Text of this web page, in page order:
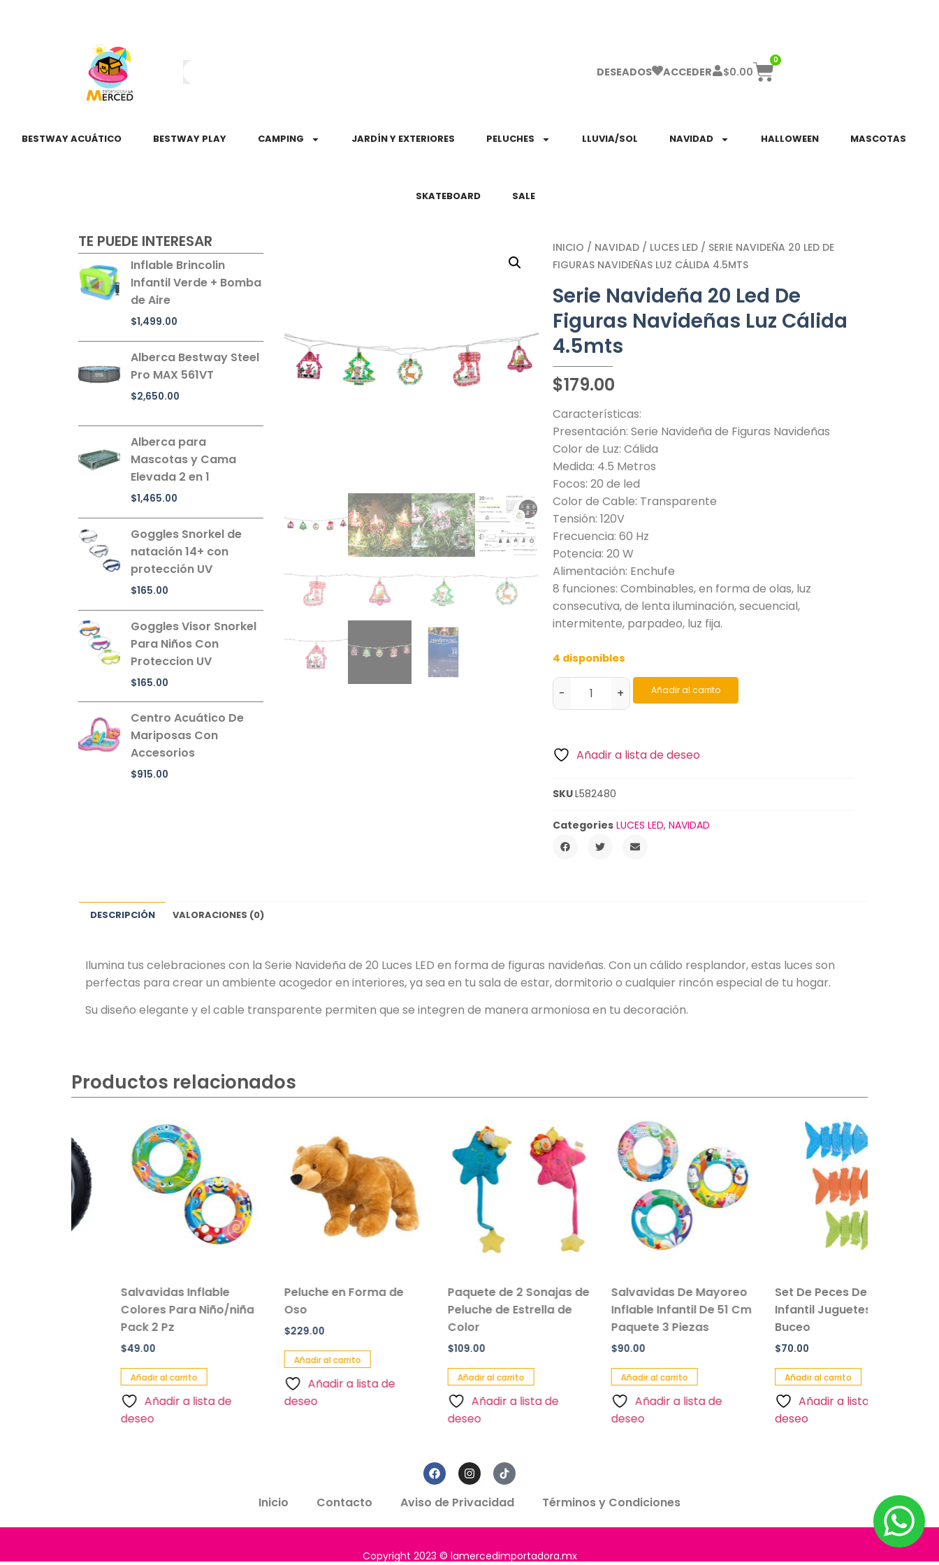
DESEADOS ACCEDER $0.00
0
BESTWAY ACUÁTICO BESTWAY PLAY CAMPING JARDÍN Y EXTERIORES PELUCHES LLUVIA/SOL NAVIDAD HALLOWEEN MASCOTAS
SKATEBOARD SALE
TE PUEDE INTERESAR
Inflable Brincolin
Infantil Verde + Bomba
de Aire
$1,499.00
Alberca Bestway Steel
Pro MAX 561VT
$2,650.00
Alberca para
Mascotas y Cama
Elevada 2 en 1
$1,465.00
Goggles Snorkel de
natación 14+ con
protección UV
$165.00
Goggles Visor Snorkel
Para Niños Con
Proteccion UV
$165.00
Centro Acuático De
Mariposas Con
Accesorios
$915.00
INICIO / NAVIDAD / LUCES LED / SERIE NAVIDEÑA 20 LED DE
FIGURAS NAVIDEÑAS LUZ CÁLIDA 4.5MTS
Serie Navideña 20 Led De
Figuras Navideñas Luz Cálida
4.5mts
$179.00
Características:
Presentación: Serie Navideña de Figuras Navideñas
Color de Luz: Cálida
Medida: 4.5 Metros
Focos: 20 de led
Color de Cable: Transparente
Tensión: 120V
Frecuencia: 60 Hz
Potencia: 20 W
Alimentación: Enchufe
8 funciones: Combinables, en forma de olas, luz
consecutiva, de lenta iluminación, secuencial,
intermitente, parpadeo, luz fija.
4 disponibles
- + Añadir al carrito
Añadir a lista de deseo
SKUL582480
Categories LUCES LED,NAVIDAD
DESCRIPCIÓN VALORACIONES (0)
Ilumina tus celebraciones con la Serie Navideña de 20 Luces LED en forma de figuras navideñas. Con un cálido resplandor, estas luces son
perfectas para crear un ambiente acogedor en interiores, ya sea en tu sala de estar, dormitorio o cualquier rincón especial de tu hogar.
Su diseño elegante y el cable transparente permiten que se integren de manera armoniosa en tu decoración.
Productos relacionados
Salvavidas Inflable
Colores Para Niño/niña
Pack 2 Pz
Añadir al carrito
Añadir a lista de
Peluche en Forma de
Oso
Añadir al carrito
Añadir a lista de
Paquete de 2 Sonajas de
Peluche de Estrella de
Añadir al carrito
Añadir a lista de
Salvavidas De Mayoreo
Inflable Infantil De 51 Cm
Paquete 3 Piezas
Añadir al carrito
Añadir a lista de
Set De Peces De Colores
Infantil Juguetes Para
Añadir al carrito
Añadir a lista de
Inicio Contacto Aviso de Privacidad Términos y Condiciones
Copyright 2023 © lamercedimportadora.mx